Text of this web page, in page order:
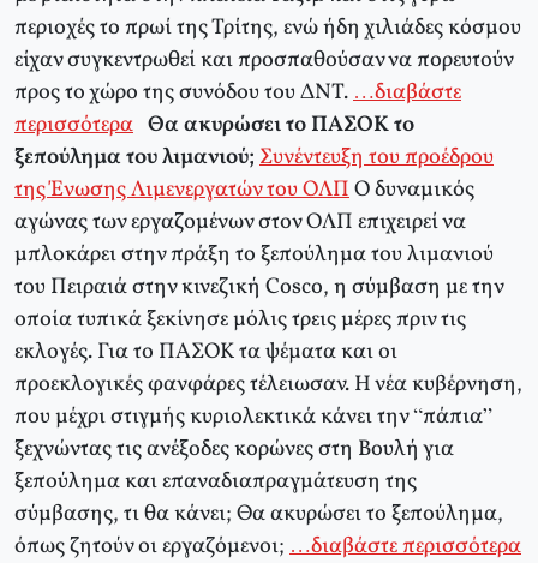
περιοχές το πρωί της Τρίτης, ενώ ήδη χιλιάδες κόσμου
είχαν συγκεντρωθεί και προσπαθούσαν να πορευτούν
προς το χώρο της συνόδου του ΔΝΤ.…διαβάστε
περισσότερα Θα ακυρώσει το ΠΑΣΟΚ το
ξεπούλημα του λιμανιού;Συνέντευξη του προέδρου
της Ένωσης Λιμενεργατών του ΟΛΠΟ δυναμικός
αγώνας των εργαζομένων στον ΟΛΠ επιχειρεί να
μπλοκάρει στην πράξη το ξεπούλημα του λιμανιού
του Πειραιά στην κινεζική Cosco, η σύμβαση με την
οποία τυπικά ξεκίνησε μόλις τρεις μέρες πριν τις
εκλογές. Για το ΠΑΣΟΚ τα ψέματα και οι
προεκλογικές φανφάρες τέλειωσαν. Η νέα κυβέρνηση,
που μέχρι στιγμής κυριολεκτικά κάνει την “πάπια”
ξεχνώντας τις ανέξοδες κορώνες στη Βουλή για
ξεπούλημα και επαναδιαπραγμάτευση της
σύμβασης, τι θα κάνει; Θα ακυρώσει το ξεπούλημα,
όπως ζητούν οι εργαζόμενοι;…διαβάστε περισσότερα